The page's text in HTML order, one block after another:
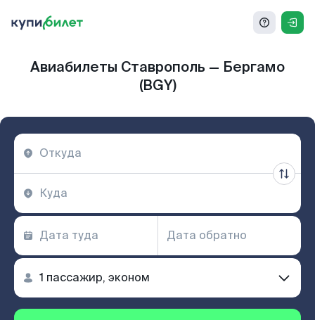
Авиабилеты Ставрополь — Бергамо
(BGY)